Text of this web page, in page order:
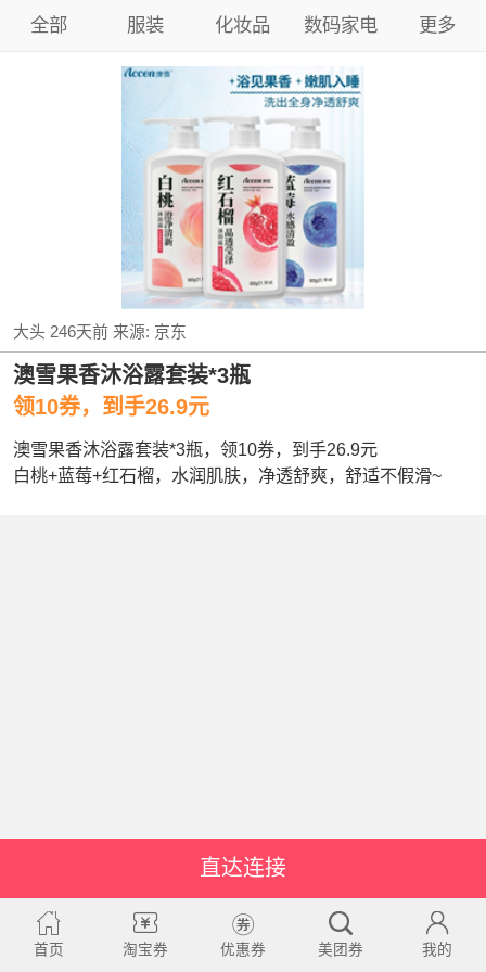
全部 服装 化妆品 数码家电 更多
大头 246天前来源: 京东
澳雪果香沐浴露套装*3瓶
领10券，到手26.9元
澳雪果香沐浴露套装*3瓶，领10券，到手26.9元
白桃+蓝莓+红石榴，水润肌肤，净透舒爽，舒适不假滑~
直达连接
首页 淘宝券 优惠券 美团券 我的